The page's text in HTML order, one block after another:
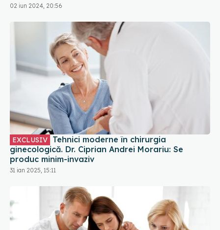
02 iun 2024, 20:56
EXCLUSIV
ginecologică. Dr. Ciprian Andrei Morariu: Se
produc minim-invaziv
31 ian 2025, 15:11